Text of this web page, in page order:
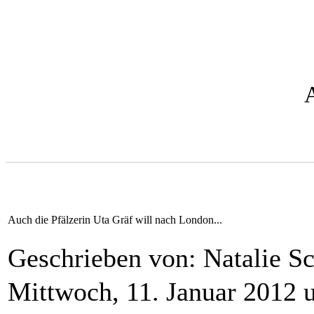
Auch die Pfälzerin Uta Gräf will nach London...
Geschrieben von: Natalie
Mittwoch, 11. Januar 2012